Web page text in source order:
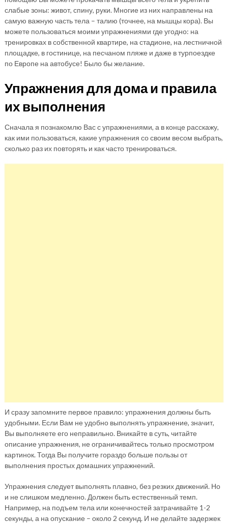
слабые зоны: живот, спину, руки. Многие из них направлены на
самую важную часть тела – талию (точнее, на мышцы кора). Вы
можете пользоваться моими упражнениями где угодно: на
тренировках в собственной квартире, на стадионе, на лестничной
площадке, в гостинице, на песчаном пляже и даже в турпоездке
по Европе на автобусе! Было бы желание.
Упражнения для дома и правила
их выполнения
Сначала я познакомлю Вас с упражнениями, а в конце расскажу,
как ими пользоваться, какие упражнения со своим весом выбрать,
сколько раз их повторять и как часто тренироваться.
И сразу запомните первое правило: упражнения должны быть
удобными. Если Вам не удобно выполнять упражнение, значит,
Вы выполняете его неправильно. Вникайте в суть, читайте
описание упражнения, не ограничивайтесь только просмотром
картинок. Тогда Вы получите гораздо больше пользы от
выполнения простых домашних упражнений.
Упражнения следует выполнять плавно, без резких движений. Но
и не слишком медленно. Должен быть естественный темп.
Например, на подъем тела или конечностей затрачивайте 1-2
секунды, а на опускание – около 2 секунд. И не делайте задержек